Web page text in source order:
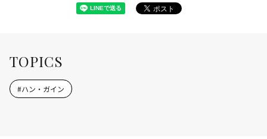
TOPICS
#ハン・ガイン